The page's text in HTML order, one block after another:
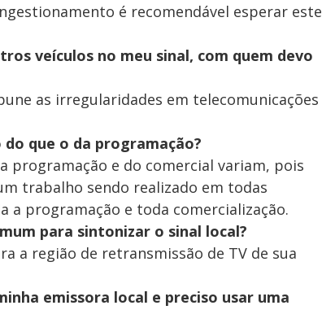
é recomendável esperar este
veículos no meu sinal, com quem devo
as irregularidades em telecomunicações
que o da programação?
programação e do comercial variam, pois
trabalho sendo realizado em todas
a programação e toda comercialização.
para sintonizar o sinal local?
a região de retransmissão de TV de sua
emissora local e preciso usar uma